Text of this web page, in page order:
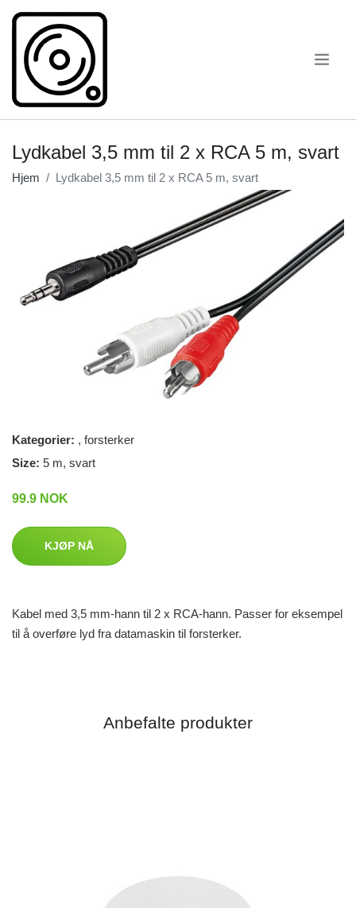
Lydkabel 3,5 mm til 2 x RCA 5 m, svart
Hjem Lydkabel 3,5 mm til 2 x RCA 5 m, svart
Kategorier: , forsterker
Size: 5 m, svart
99.9 NOK
KJØP NÅ
Kabel med 3,5 mm-hann til 2 x RCA-hann. Passer for eksempel
til å overføre lyd fra datamaskin til forsterker.
Anbefalte produkter